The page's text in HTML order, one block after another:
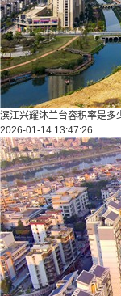
滨江兴耀沐兰台容积率是多
2026-01-14 13:47:26